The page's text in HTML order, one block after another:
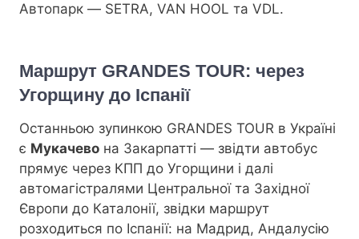
Автопарк — SETRA, VAN HOOL та VDL.
Маршрут GRANDES TOUR: через
Угорщину до Іспанії
Останньою зупинкою GRANDES TOUR в Україні
є Мукачево на Закарпатті — звідти автобус
прямує через КПП до Угорщини і далі
автомагістралями Центральної та Західної
Європи до Каталонії, звідки маршрут
розходиться по Іспанії: на Мадрид, Андалусію